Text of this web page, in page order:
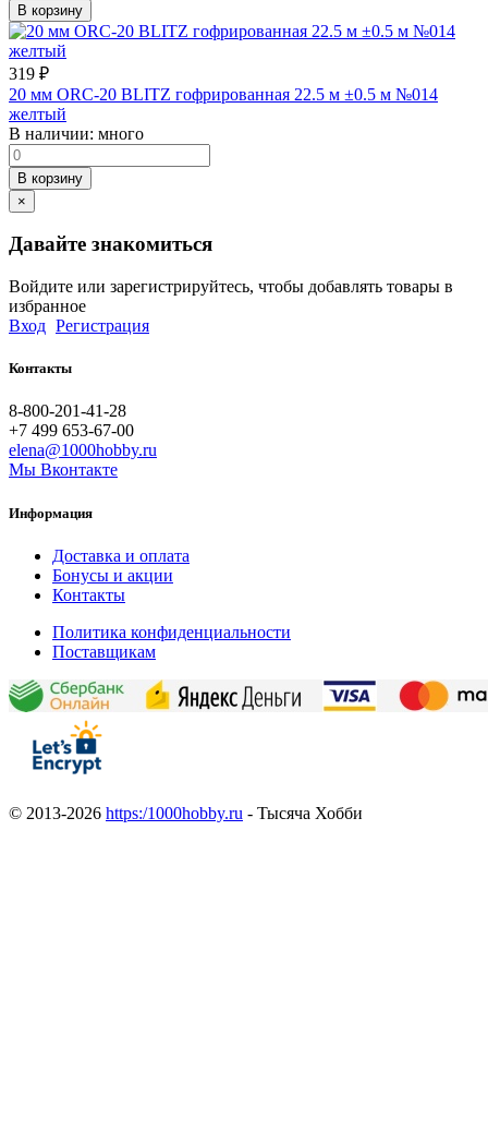
В корзину
319 ₽
20 мм ORC-20 BLITZ гофрированная 22.5 м ±0.5 м №014
желтый
В наличии: много
В корзину
×
Давайте знакомиться
Войдите или зарегистрируйтесь, чтобы добавлять товары в
избранное
Вход Регистрация
Контакты
8-800-201-41-28
+7 499 653-67-00
elena@1000hobby.ru
Мы Вконтакте
Информация
Доставка и оплата
Бонусы и акции
Контакты
Политика конфиденциальности
Поставщикам
© 2013-2026 https:/1000hobby.ru - Тысяча Хобби